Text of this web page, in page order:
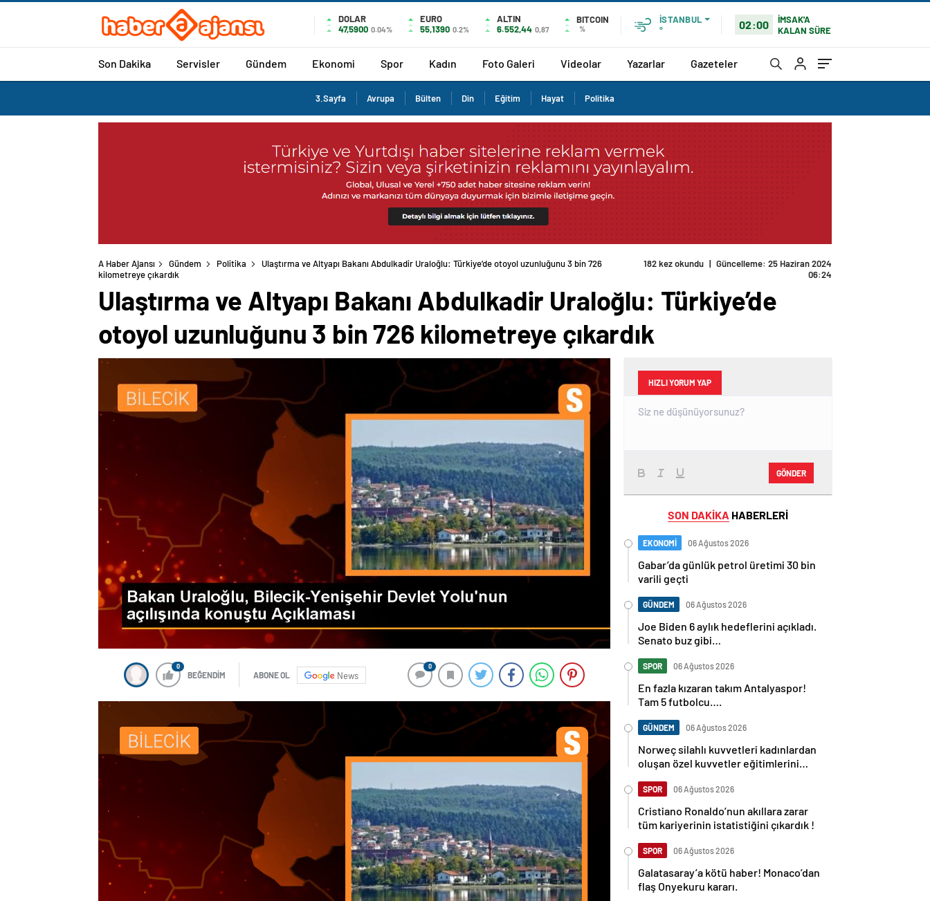
DOLAR
47,5900 0.04%
EURO
55,1390 0.2%
ALTIN
6.552,44 0,87
BITCOIN
%
İSTANBUL
°
02:00
İMSAK'A
KALAN SÜRE
Son Dakika Servisler Gündem Ekonomi Spor Kadın Foto Galeri Videolar Yazarlar Gazeteler
3.Sayfa Avrupa Bülten Din Eğitim Hayat Politika
A Haber Ajansı Gündem Politika
Ulaştırma ve Altyapı Bakanı Abdulkadir Uraloğlu: Türkiye’de otoyol uzunluğunu 3 bin 726
kilometreye çıkardık
182 kez okundu | Güncelleme: 25 Haziran 2024
06:24
Ulaştırma ve Altyapı Bakanı Abdulkadir Uraloğlu: Türkiye’de
otoyol uzunluğunu 3 bin 726 kilometreye çıkardık
0
BEĞENDİM ABONE OL News
0
HIZLI YORUM YAP
GÖNDER
SON DAKİKA HABERLERİ
EKONOMİ 06 Ağustos 2026
Gabar’da günlük petrol üretimi 30 bin
varili geçti
GÜNDEM 06 Ağustos 2026
Joe Biden 6 aylık hedeflerini açıkladı.
Senato buz gibi…
SPOR 06 Ağustos 2026
En fazla kızaran takım Antalyaspor!
Tam 5 futbolcu….
GÜNDEM 06 Ağustos 2026
Norweç silahlı kuvvetleri kadınlardan
oluşan özel kuvvetler eğitimlerini
SPOR 06 Ağustos 2026
Cristiano Ronaldo’nun akıllara zarar
tüm kariyerinin istatistiğini çıkardık !
SPOR 06 Ağustos 2026
Galatasaray’a kötü haber! Monaco’dan
flaş Onyekuru kararı.